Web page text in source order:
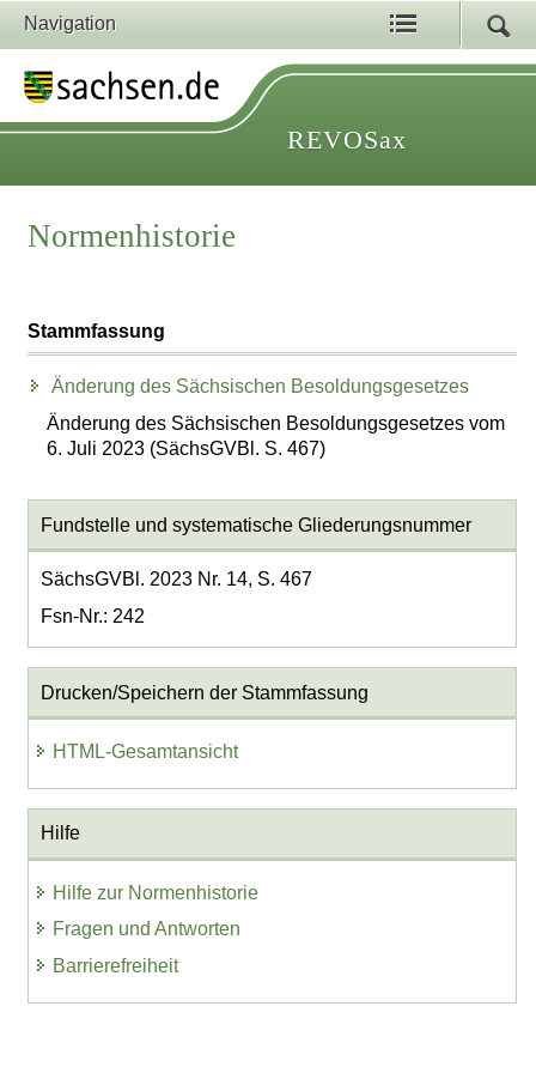
Navigation
REVOSax
Normenhistorie
Stammfassung
Änderung des Sächsischen Besoldungsgesetzes
Änderung des Sächsischen Besoldungsgesetzes vom
6. Juli 2023 (SächsGVBl. S. 467)
Fundstelle und systematische Gliederungsnummer
SächsGVBl. 2023 Nr. 14, S. 467
Fsn-Nr.: 242
Drucken/Speichern der Stammfassung
HTML-Gesamtansicht
Hilfe
Hilfe zur Normenhistorie
Fragen und Antworten
Barrierefreiheit